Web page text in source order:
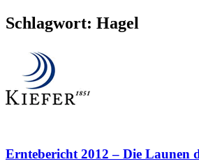
Schlagwort: Hagel
Erntebericht 2012 – Die Launen